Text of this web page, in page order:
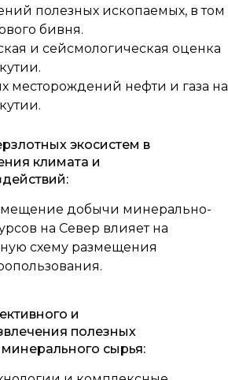
полезных ископаемых, в том
бивня.
и сейсмологическая оценка
месторождений нефти и газа на
экосистем в
климата и
добычи минерально-
на Север влияет на
схему размещения
и
полезных
сырья: